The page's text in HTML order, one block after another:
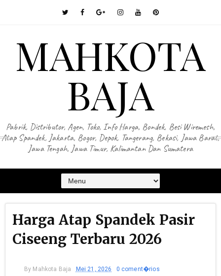
MAHKOTA
BAJA
Pabrik, Distributor, Agen, Toko, Info Harga, Bondek, Besi Wiremesh,
Atap Spandek, Jakarta, Bogor, Depok, Tangerang, Bekasi, Jawa Barat,
Jawa Tengah, Jawa Timur, Kalimantan Dan Sumatera
Harga Atap Spandek Pasir
Ciseeng Terbaru 2026
By Mahkota Baja Mei 21, 2026 0 coment�rios